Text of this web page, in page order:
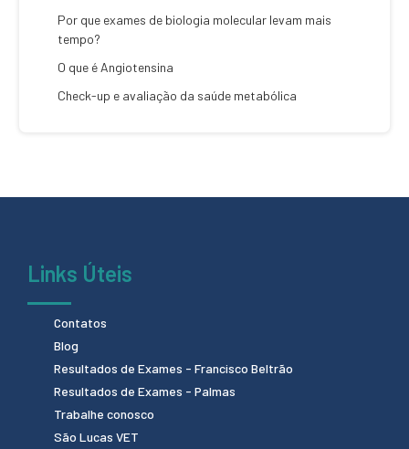
Por que exames de biologia molecular levam mais
tempo?
O que é Angiotensina
Check-up e avaliação da saúde metabólica
Links Úteis
Contatos
Blog
Resultados de Exames - Francisco Beltrão
Resultados de Exames - Palmas
Trabalhe conosco
São Lucas VET